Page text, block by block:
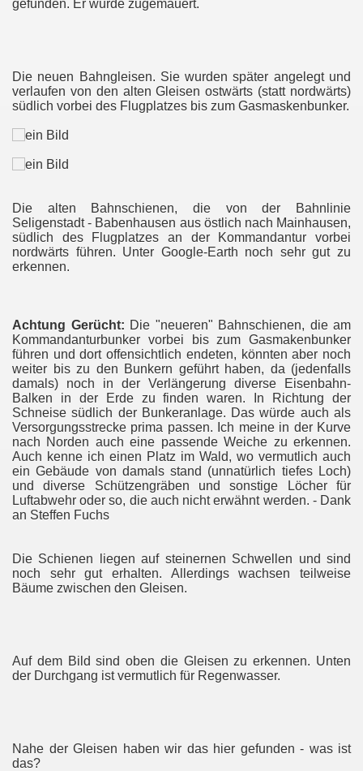
gefunden. Er wurde zugemauert.
Die neuen Bahngleisen. Sie wurden später angelegt und
verlaufen von den alten Gleisen ostwärts (statt nordwärts)
südlich vorbei des Flugplatzes bis zum Gasmaskenbunker.
Die alten Bahnschienen, die von der Bahnlinie
Seligenstadt - Babenhausen aus östlich nach Mainhausen,
südlich des Flugplatzes an der Kommandantur vorbei
nordwärts führen. Unter Google-Earth noch sehr gut zu
erkennen.
Achtung Gerücht: Die "neueren" Bahnschienen, die am
Kommandanturbunker vorbei bis zum Gasmakenbunker
führen und dort offensichtlich endeten, könnten aber noch
weiter bis zu den Bunkern geführt haben, da (jedenfalls
damals) noch in der Verlängerung diverse Eisenbahn-
Balken in der Erde zu finden waren. In Richtung der
Schneise südlich der Bunkeranlage. Das würde auch als
Versorgungsstrecke prima passen. Ich meine in der Kurve
nach Norden auch eine passende Weiche zu erkennen.
Auch kenne ich einen Platz im Wald, wo vermutlich auch
ein Gebäude von damals stand (unnatürlich tiefes Loch)
und diverse Schützengräben und sonstige Löcher für
Luftabwehr oder so, die auch nicht erwähnt werden. - Dank
an Steffen Fuchs
Die Schienen liegen auf steinernen Schwellen und sind
noch sehr gut erhalten. Allerdings wachsen teilweise
Bäume zwischen den Gleisen.
Auf dem Bild sind oben die Gleisen zu erkennen. Unten
der Durchgang ist vermutlich für Regenwasser.
Nahe der Gleisen haben wir das hier gefunden - was ist
das?